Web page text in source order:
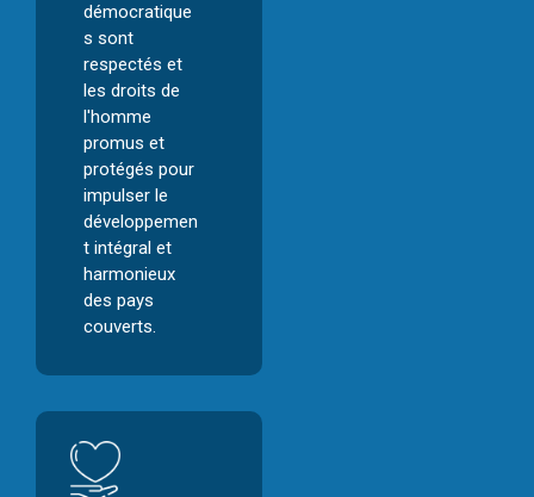
démocratique
s sont
respectés et
les droits de
l'homme
promus et
protégés pour
impulser le
développemen
t intégral et
harmonieux
des pays
couverts.